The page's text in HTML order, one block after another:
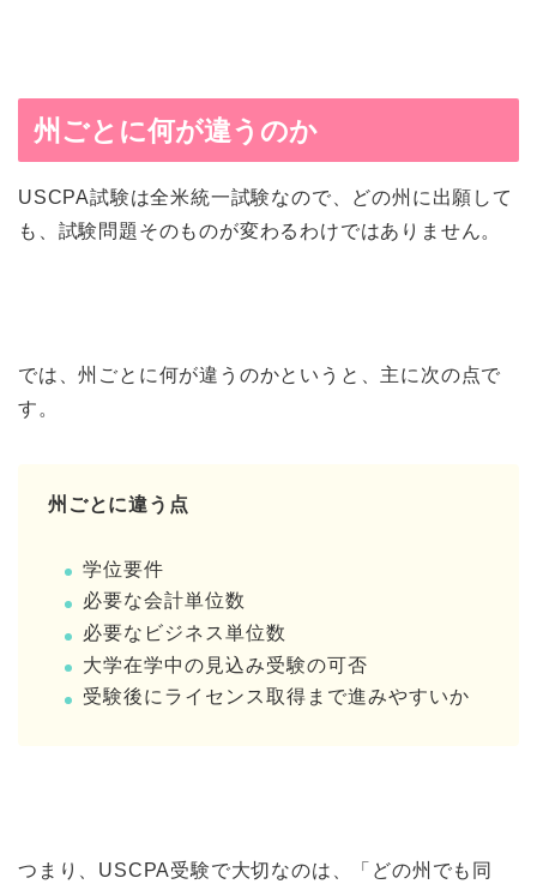
州ごとに何が違うのか
USCPA試験は全米統一試験なので、どの州に出願して
も、試験問題そのものが変わるわけではありません。
では、州ごとに何が違うのかというと、主に次の点で
す。
州ごとに違う点
学位要件
必要な会計単位数
必要なビジネス単位数
大学在学中の見込み受験の可否
受験後にライセンス取得まで進みやすいか
つまり、USCPA受験で大切なのは、「どの州でも同